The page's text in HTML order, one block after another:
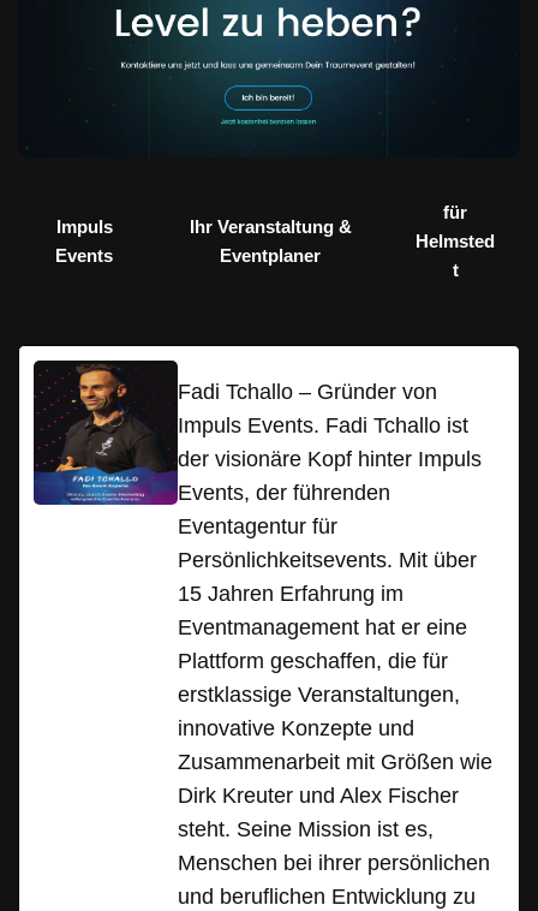
Impuls
Events
Ihr Veranstaltung &
Eventplaner
für
Helmsted
t
Fadi Tchallo – Gründer von
Impuls Events. Fadi Tchallo ist
der visionäre Kopf hinter Impuls
Events, der führenden
Eventagentur für
Persönlichkeitsevents. Mit über
15 Jahren Erfahrung im
Eventmanagement hat er eine
Plattform geschaffen, die für
erstklassige Veranstaltungen,
innovative Konzepte und
Zusammenarbeit mit Größen wie
Dirk Kreuter und Alex Fischer
steht. Seine Mission ist es,
Menschen bei ihrer persönlichen
und beruflichen Entwicklung zu